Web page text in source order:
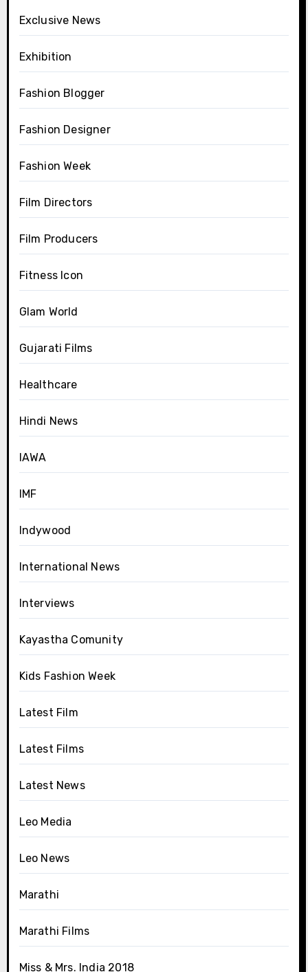
Exclusive News
Exhibition
Fashion Blogger
Fashion Designer
Fashion Week
Film Directors
Film Producers
Fitness Icon
Glam World
Gujarati Films
Healthcare
Hindi News
IAWA
IMF
Indywood
International News
Interviews
Kayastha Comunity
Kids Fashion Week
Latest Film
Latest Films
Latest News
Leo Media
Leo News
Marathi
Marathi Films
Miss & Mrs. India 2018